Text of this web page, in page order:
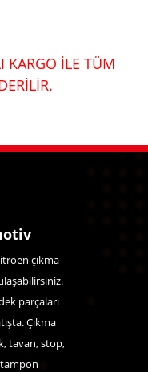
KARGO İLE TÜM
çıkma
parçaları
Çıkma
tavan, stop,